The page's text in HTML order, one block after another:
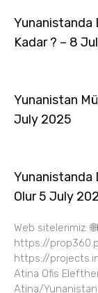
Yunanistanda
Kadar ? – 8
Yunanistan
July 2025
Yunanistanda
Olur 5 July
Web sitelerimiz:
https://
https://
Atina Ofis
Atina/